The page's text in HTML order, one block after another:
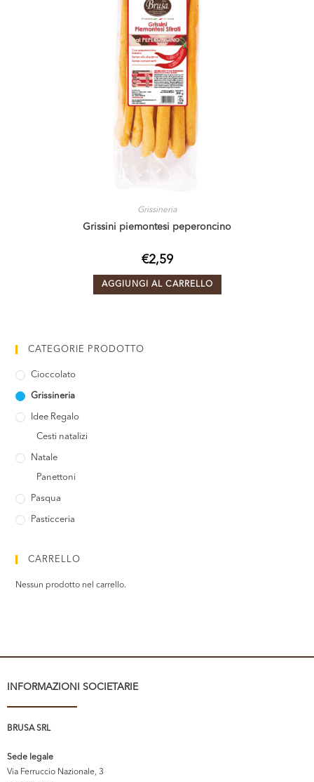
Grissineria
Grissini piemontesi peperoncino
€2,59
AGGIUNGI AL CARRELLO
CATEGORIE PRODOTTO
Cioccolato
Grissineria
Idee Regalo
Cesti natalizi
Natale
Panettoni
Pasqua
Pasticceria
CARRELLO
Nessun prodotto nel carrello.
INFORMAZIONI SOCIETARIE
BRUSA SRL
Sede legale
Via Ferruccio Nazionale, 3